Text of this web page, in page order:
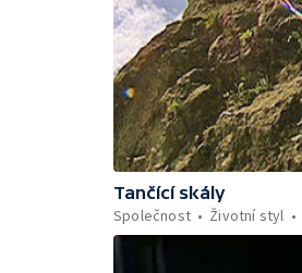
Tančící skály
Společnost
Životní styl